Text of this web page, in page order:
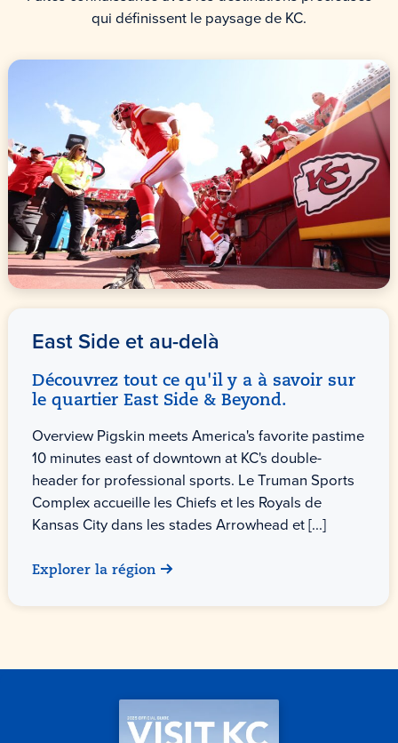
qui définissent le paysage de KC.
East Side et au-delà
Découvrez tout ce qu'il y a à savoir sur
le quartier East Side & Beyond.
Overview Pigskin meets America's favorite pastime
10 minutes east of downtown at KC's double-
header for professional sports. Le Truman Sports
Complex accueille les Chiefs et les Royals de
Kansas City dans les stades Arrowhead et [...]
Explorer la région